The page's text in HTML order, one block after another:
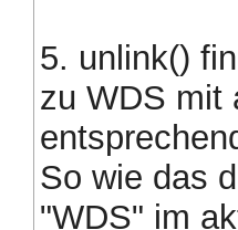
5. unlink()
zu WDS mit
So wie das
"WDS" im